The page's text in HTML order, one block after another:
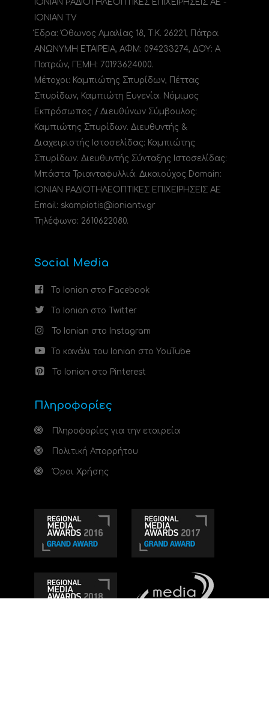
ΙΟΝΙΑΝ ΡΑΔΙΟΤΗΛΕΟΠΤΙΚΕΣ ΕΠΙΧΕΙΡΗΣΕΙΣ ΑΕ -
IONIAN TV
Έδρα: Όθωνος Αμαλίας 18, Τ.Κ. 26221, Πάτρα.
ΑΝΩΝΥΜΗ ΕΤΑΙΡΕΙΑ, ΑΦΜ: 094233274, ΔΟΥ: A
Πατρών, ΓΕΜΗ: 70193624000.
Μέτοχοι: Καμπιώτης Σπυρίδων, Πέττας
Σπυρίδων, Καμπιώτη Ευγενία. Νόμιμος
Εκπρόσωπος / Διευθύνων Σύμβουλος:
Καμπιώτης Σπυρίδων. Διευθυντής &
Διαχειριστής Ιστοσελίδας: Καμπιώτης
Σπυρίδων. Διευθυντής Σύνταξης Ιστοσελίδας:
Μπάστα Τριανταφυλλιά. Δικαιούχος Domain:
ΙΟΝΙΑΝ ΡΑΔΙΟΤΗΛΕΟΠΤΙΚΕΣ ΕΠΙΧΕΙΡΗΣΕΙΣ ΑΕ
Email: skampiotis@ioniantv.gr
Τηλέφωνο: 2610622080.
Social Media
Το Ionian στο Facebook
Το Ionian στο Twitter
Το Ionian στο Instagram
Το κανάλι του Ionian στο YouTube
Το Ionian στο Pinterest
Πληροφορίες
Πληροφορίες για την εταιρεία
Πολιτική Απορρήτου
Όροι Χρήσης